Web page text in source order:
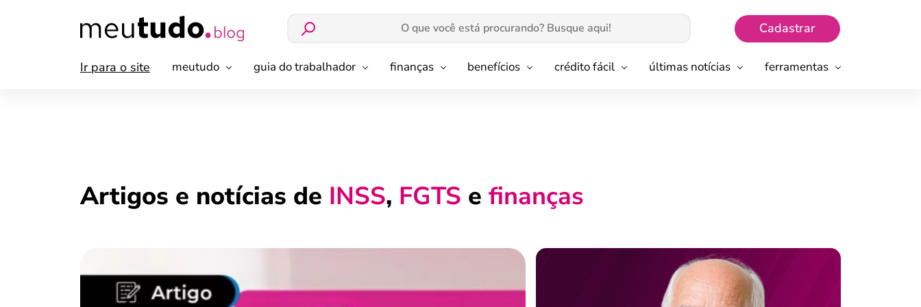
Cadastrar
Ir para o site meutudo guia do trabalhador finanças benefícios crédito fácil últimas notícias ferramentas
Artigos e notícias de INSS, FGTS e finanças